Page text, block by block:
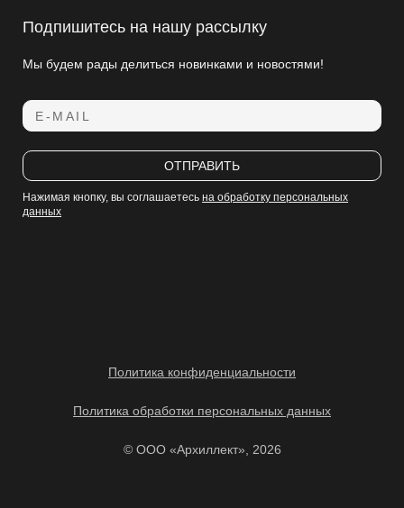
Подпишитесь на нашу рассылку
Мы будем рады делиться новинками и новостями!
E-MAIL
ОТПРАВИТЬ
Нажимая кнопку, вы соглашаетесьна обработку персональных
данных
Политика конфиденциальности
Политика обработки персональных данных
© ООО «Архиллект», 2026